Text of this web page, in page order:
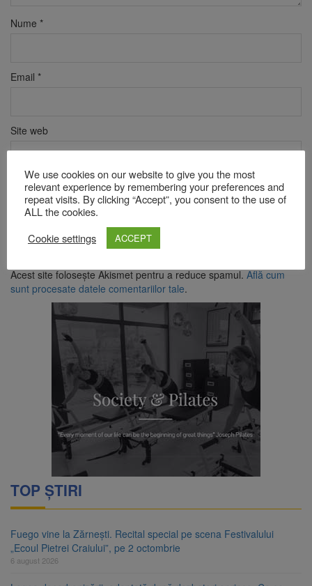
Nume *
Email *
Site web
Verificare anti-robot
Click pentru a începe verificarea
Acest site folosește Akismet pentru a reduce spamul. Află cum
sunt procesate datele comentariilor tale.
TOP ȘTIRI
Fuego vine la Zărnești. Recital special pe scena Festivalului
„Ecoul Pietrei Craiului”, pe 2 octombrie
6 august 2026
We use cookies on our website to give you the most
relevant experience by remembering your preferences and
repeat visits. By clicking “Accept”, you consent to the use of
ALL the cookies.
Cookie settings
ACCEPT